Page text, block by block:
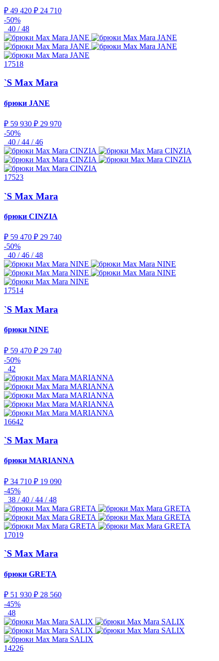
₽ 49 420 ₽ 24 710
-50%
40 / 48
17518
`S Max Mara
брюки JANE
₽ 59 930 ₽ 29 970
-50%
40 / 44 / 46
17523
`S Max Mara
брюки CINZIA
₽ 59 470 ₽ 29 740
-50%
40 / 46 / 48
17514
`S Max Mara
брюки NINE
₽ 59 470 ₽ 29 740
-50%
42
16642
`S Max Mara
брюки MARIANNA
₽ 34 710 ₽ 19 090
-45%
38 / 40 / 44 / 48
17019
`S Max Mara
брюки GRETA
₽ 51 930 ₽ 28 560
-45%
48
14226